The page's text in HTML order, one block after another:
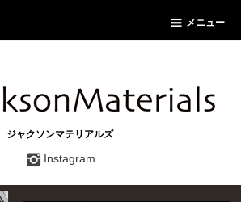
メニュー
ジャクソンマテリアルズ
Instagram